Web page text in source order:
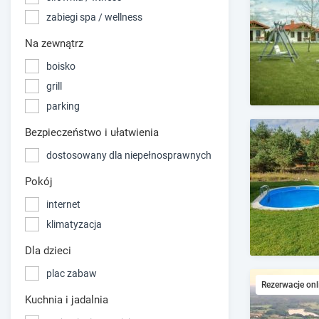
zabiegi spa / wellness
Na zewnątrz
boisko
grill
parking
Bezpieczeństwo i ułatwienia
dostosowany dla niepełnosprawnych
Pokój
internet
klimatyzacja
Dla dzieci
plac zabaw
Kuchnia i jadalnia
Rezerwacje